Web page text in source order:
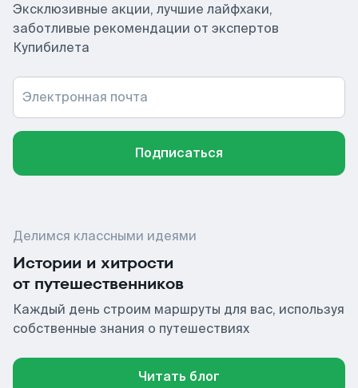
Эксклюзивные акции, лучшие лайфхаки,
заботливые рекомендации от экспертов
Купибилета
Электронная почта
Подписаться
Делимся классными идеями
Истории и хитрости
от путешественников
Каждый день строим маршруты для вас, используя
собственные знания о путешествиях
Читать блог